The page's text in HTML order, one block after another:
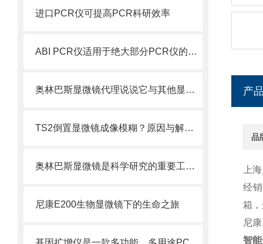
进口PCR仪可提高PCR科研效率
ABI PCR仪适用于绝大部分PCR仪的校准、检测
奥林巴斯显微镜代理说说它与其他显微镜的区别
TS2倒置显微镜成像模糊？原因与解决方法汇总
奥林巴斯显微镜是科学研究的重要工具之一
尼康E200生物显微镜下的生命之旅
产
品
上
经
箱
尼
智